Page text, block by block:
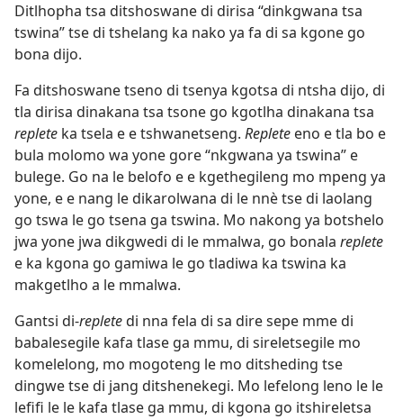
Ditlhopha tsa ditshoswane di dirisa “dinkgwana tsa
tswina” tse di tshelang ka nako ya fa di sa kgone go
bona dijo.
Fa ditshoswane tseno di tsenya kgotsa di ntsha dijo, di
tla dirisa dinakana tsa tsone go kgotlha dinakana tsa
replete ka tsela e e tshwanetseng. Replete eno e tla bo e
bula molomo wa yone gore “nkgwana ya tswina” e
bulege. Go na le belofo e e kgethegileng mo mpeng ya
yone, e e nang le dikarolwana di le nnè tse di laolang
go tswa le go tsena ga tswina. Mo nakong ya botshelo
jwa yone jwa dikgwedi di le mmalwa, go bonala replete
e ka kgona go gamiwa le go tladiwa ka tswina ka
makgetlho a le mmalwa.
Gantsi di-repletedi nna fela di sa dire sepe mme di
babalesegile kafa tlase ga mmu, di sireletsegile mo
komelelong, mo mogoteng le mo ditsheding tse
dingwe tse di jang ditshenekegi. Mo lefelong leno le le
lefifi le le kafa tlase ga mmu, di kgona go itshireletsa